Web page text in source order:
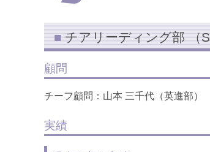
チアリーディング部 （
顧問
チーフ顧問：山本 三千代（英進部）
実績